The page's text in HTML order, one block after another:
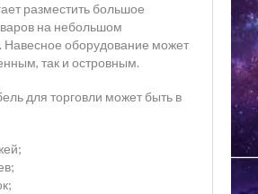
разместить большое
на небольшом
Навесное оборудование может
так и островным.
для торговли может быть в